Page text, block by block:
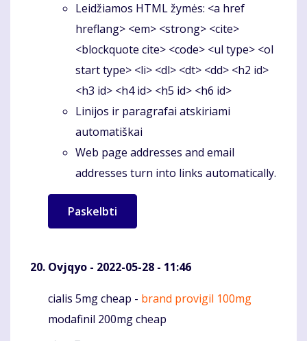
Leidžiamos HTML žymės: <a href
hreflang> <em> <strong> <cite>
<blockquote cite> <code> <ul type> <ol
start type> <li> <dl> <dt> <dd> <h2 id>
<h3 id> <h4 id> <h5 id> <h6 id>
Linijos ir paragrafai atskiriami
automatiškai
Web page addresses and email
addresses turn into links automatically.
Ovjqyo - 2022-05-28 - 11:46
Komentaras
cialis 5mg cheap - brand provigil 100mg
modafinil 200mg cheap